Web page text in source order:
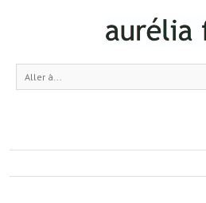
Aller à...